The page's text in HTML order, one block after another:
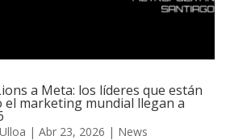
a Meta: los líderes que están
el marketing mundial llegan a
| Abr 23, 2026 | News